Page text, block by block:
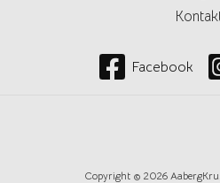
Facebook
Copyright © 2026